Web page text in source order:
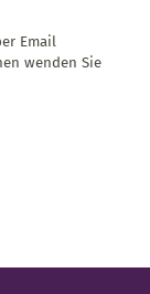
Email
wenden Sie